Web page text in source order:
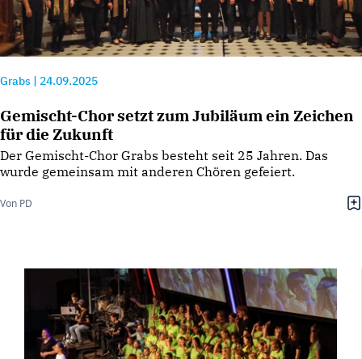
Grabs 24.09.2025
Gemischt-Chor setzt zum Jubiläum ein Zeichen
für die Zukunft
Der Gemischt-Chor Grabs besteht seit 25 Jahren. Das
wurde gemeinsam mit anderen Chören gefeiert.
Von PD